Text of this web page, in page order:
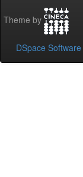
Theme by
DSpace Software